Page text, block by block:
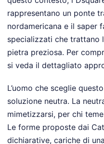
rappresentano un ponte
nordamericana e il saper
specializzati che trattano
pietra preziosa. Per
si veda il dettagliato
L’uomo che sceglie
soluzione neutra. La
mimetizzarsi, per chi
Le forme proposte dai
dichiarative, cariche di